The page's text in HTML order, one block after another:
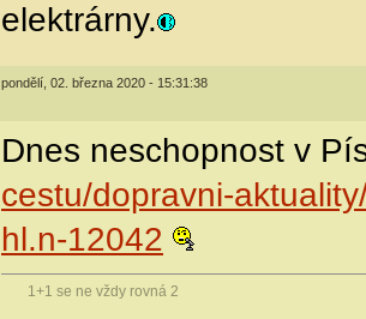
elektrárny.
pondělí, 02. března 2020 - 15:31:38
Dnes neschopnost v
cestu/dopravni-
hl.n-12042
1+1 se ne vždy rovná 2